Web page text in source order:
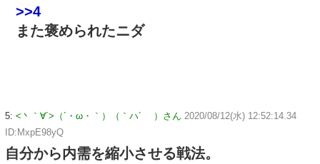
>>4
また褒められたニダ
5: <丶｀∀´>（´・ω・｀）（｀ハ´ ）さん 2020/08/12(水) 12:52:14.34
ID:MxpE98yQ
自分から内需を縮小させる戦法。